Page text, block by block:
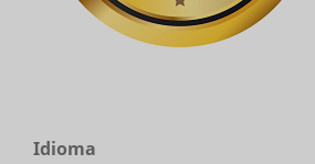
Idioma